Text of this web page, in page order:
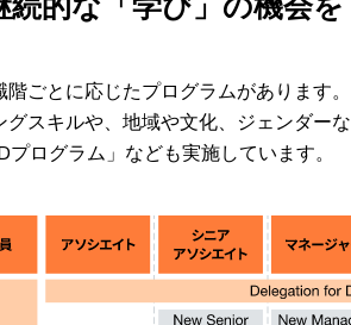
ごとに応じたプログラムがあります。
スキルや、地域や文化、ジェンダーな
ログラム」なども実施しています。